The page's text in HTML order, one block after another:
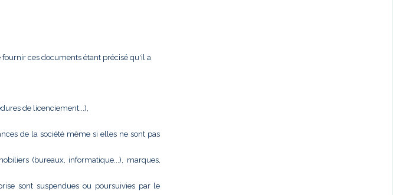
ces documents étant précisé qu'il a
de licenciement...),
de la société même si elles ne sont pas
(bureaux, informatique...), marques,
sont suspendues ou poursuivies par le